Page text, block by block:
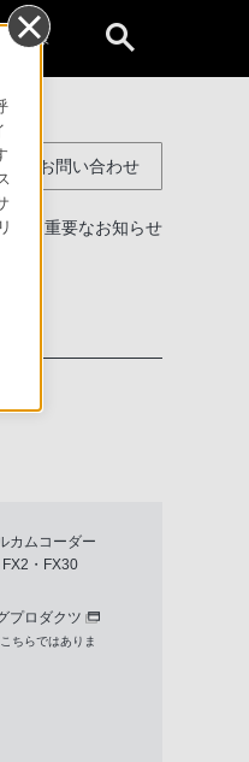
お客様
るお問い合わせ
する重要なお知らせ
カムコーダー
・FX30
プロダクツ
ちらではありま